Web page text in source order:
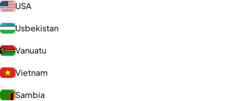
USA
Usbekistan
Vanuatu
Vietnam
Sambia